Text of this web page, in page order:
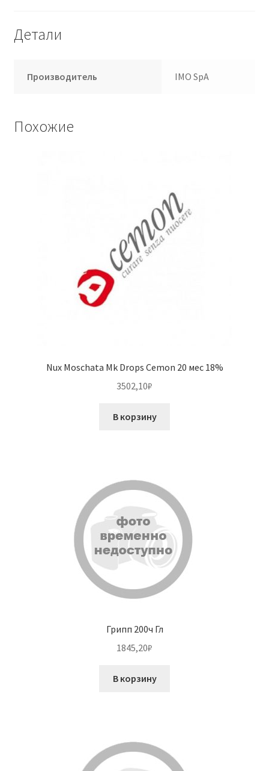
Детали
Производитель IMO SpA
Похожие
Nux Moschata Mk Drops Cemon 20 мес 18%
3502,10₽
В корзину
Грипп 200ч Гл
1845,20₽
В корзину